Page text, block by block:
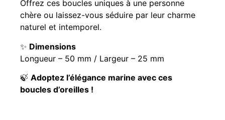
Offrez ces boucles uniques à une personne
chère ou laissez-vous séduire par leur charme
naturel et intemporel.
✨ Dimensions
Longueur – 50 mm / Largeur – 25 mm
🍃 Adoptez l’élégance marine avec ces
boucles d’oreilles !